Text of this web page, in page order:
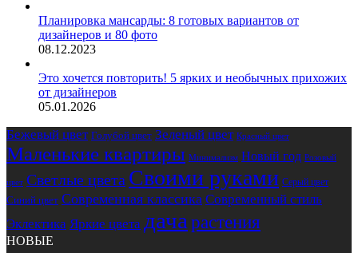
Планировка мансарды: 8 готовых вариантов от
дизайнеров и 80 фото
08.12.2023
Это хочется повторить! 5 ярких и необычных прихожих
от дизайнеров
05.01.2026
Бежевый цвет Голубой цвет Зеленый цвет Красный цвет
Маленькие квартиры Минимализм Новый год Розовый
цвет Светлые цвета Своими руками Серый цвет
Синий цвет Современная классика Современный стиль
Эклектика Яркие цвета дача растения
НОВЫЕ